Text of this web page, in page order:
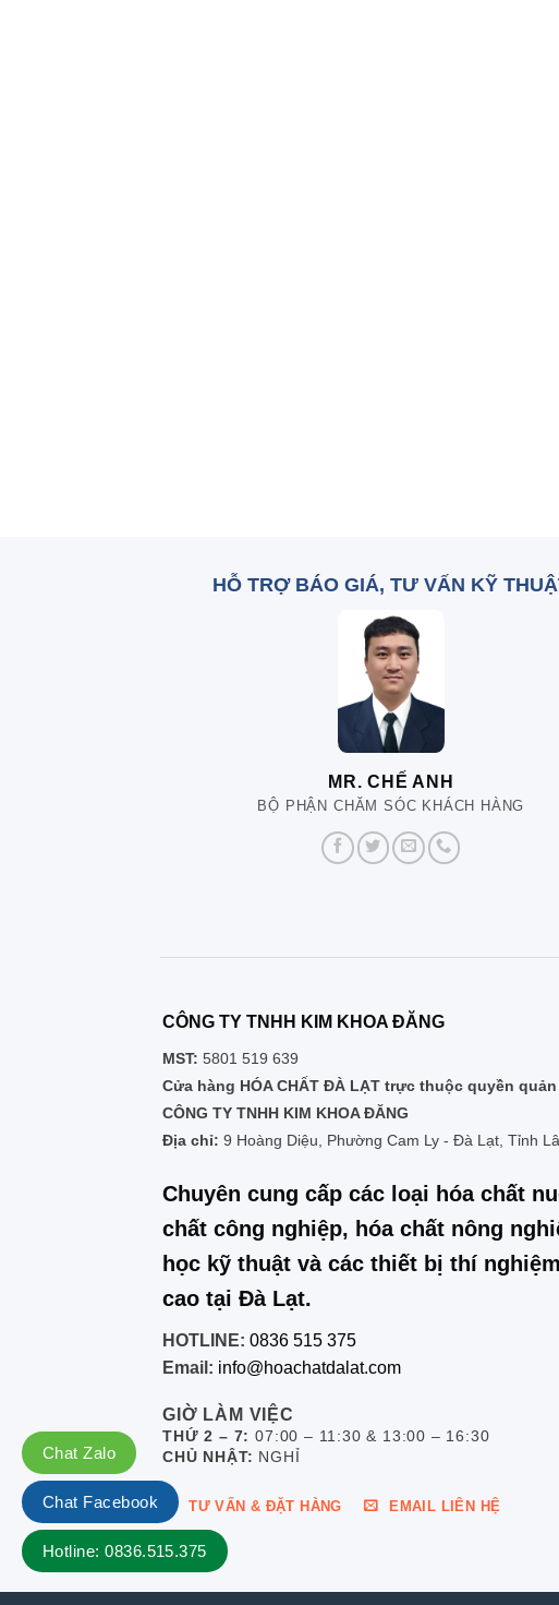
Chat Zalo
Chat Facebook
Hotline: 0836.515.375
HỖ TRỢ BÁO GIÁ, TƯ VẤN KỸ
MR. CHẾ ANH
BỘ PHẬN CHĂM SÓC KHÁCH HÀNG
CÔNG TY TNHH KIM KHOA ĐĂNG
MST: 5801 519 639
Cửa hàng HÓA CHẤT ĐÀ LẠT trực thuộc quyền
CÔNG TY TNHH KIM KHOA ĐĂNG
Địa chỉ: 9 Hoàng Diệu, Phường Cam Ly - Đà Lạt, Tỉnh
Chuyên cung cấp các loại hóa chất
chất công nghiệp, hóa chất nông
học kỹ thuật và các thiết bị thí
cao tại Đà Lạt.
HOTLINE: 0836 515 375
Email: info@hoachatdalat.com
GIỜ LÀM VIỆC
THỨ 2 – 7:07:00 – 11:30 & 13:00 – 16:30
CHỦ NHẬT: NGHỈ
TƯ VẤN & ĐẶT HÀNG EMAIL LIÊN HỆ